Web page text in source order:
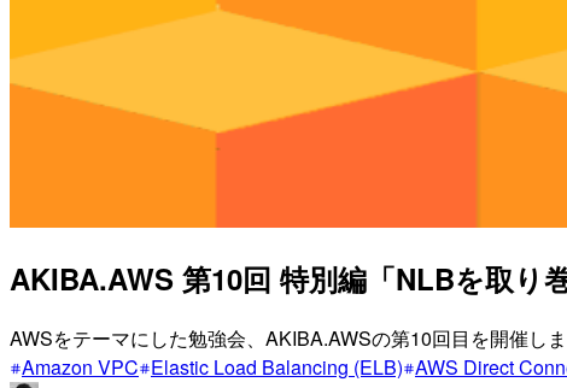
AKIBA.AWS 第10回 特別編「NLBを取り
AWSをテーマにした勉強会、AKIBA.AWSの第10回目を開催し
Amazon VPC Elastic Load Balancing (ELB) AWS Direct